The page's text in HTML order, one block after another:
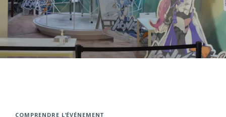
COMPRENDRE L’ÉVÉNEMENT